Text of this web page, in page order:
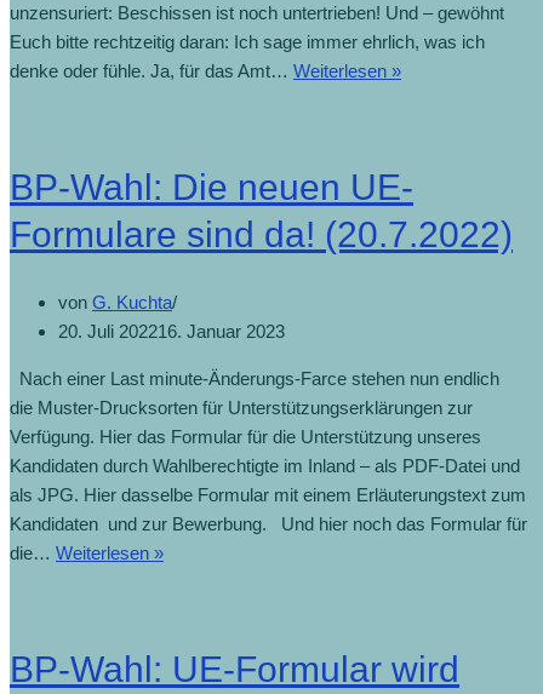
unzensuriert: Beschissen ist noch untertrieben! Und – gewöhnt
Euch bitte rechtzeitig daran: Ich sage immer ehrlich, was ich
denke oder fühle. Ja, für das Amt… Weiterlesen »
BP-Wahl: Die neuen UE-
Formulare sind da! (20.7.2022)
von G. Kuchta
20. Juli 202216. Januar 2023
Nach einer Last minute-Änderungs-Farce stehen nun endlich
die Muster-Drucksorten für Unterstützungserklärungen zur
Verfügung. Hier das Formular für die Unterstützung unseres
Kandidaten durch Wahlberechtigte im Inland – als PDF-Datei und
als JPG. Hier dasselbe Formular mit einem Erläuterungstext zum
Kandidaten und zur Bewerbung. Und hier noch das Formular für
die… Weiterlesen »
BP-Wahl: UE-Formular wird